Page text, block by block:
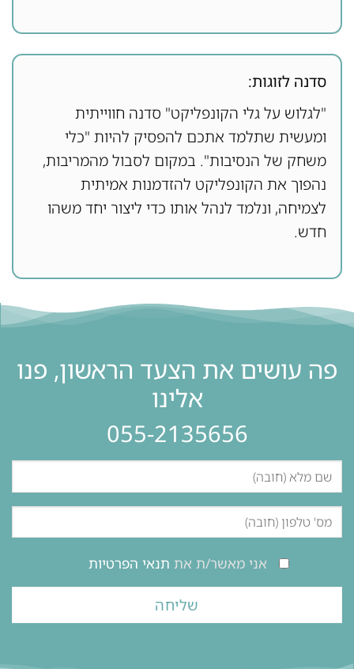
סדנה לזוגות:
"לגלוש על גלי הקונפליקט" סדנה חווייתית
ומעשית שתלמד אתכם להפסיק להיות "כלי
משחק של הנסיבות". במקום לסבול מהמריבות,
נהפוך את הקונפליקט להזדמנות אמיתית
לצמיחה, ונלמד לנהל אותו כדי ליצור יחד משהו
חדש.
פה עושים את הצעד הראשון, פנו
אלינו
055-2135656
אני מאשר/ת את תנאי הפרטיות